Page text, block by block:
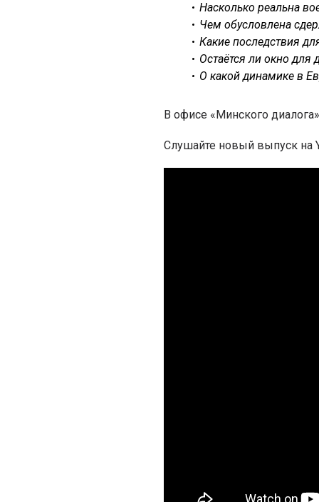
Насколько реальна
Чем обусловлена
Какие последствия
Остаётся ли окно для
О какой динамике в
В офисе «Минского
Слушайте новый выпуск на